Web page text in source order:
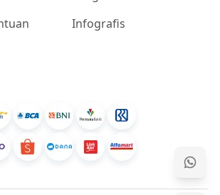
Infografis